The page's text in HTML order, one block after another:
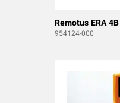
Remotus ERA 4B
954124-000